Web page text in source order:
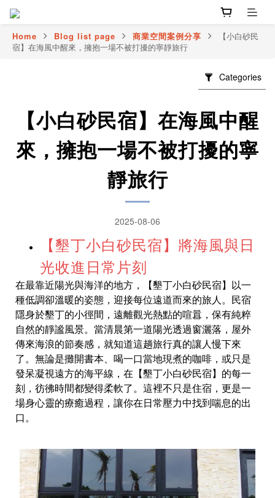
Home Blog list page 商業空間案例分享
【小白砂民
宿】在海風中醒來，擁抱一場不被打擾的寧靜旅行
Categories
【小白砂民宿】在海風中醒
來，擁抱一場不被打擾的寧
靜旅行
2025-08-06
【墾丁小白砂民宿】將海風與日
光收進日常片刻
在最靠近陽光與海洋的地方，【墾丁小白砂民宿】以一
種低調卻溫暖的姿態，迎接每位遠道而來的旅人。民宿
隱身於墾丁的小徑間，遠離觀光熱點的喧囂，保有純粹
自然的靜謐風景。當清晨第一道陽光透過窗灑落，屋外
傳來海浪的節奏感，就知道這趟旅行真的讓人慢下來
了。無論是攤開書本、喝一口當地現煮的咖啡，或只是
發呆凝視遠方的海平線，在【墾丁小白砂民宿】的每一
刻，彷彿時間都變得柔軟了。這裡不只是住宿，更是一
場身心靈的療癒過程，讓你在日常壓力中找到喘息的出
口。